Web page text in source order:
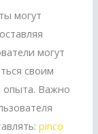
могут
могут
своим
опыта. Важно
pinco